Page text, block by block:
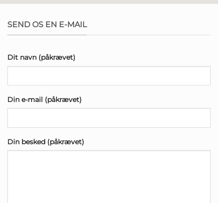
SEND OS EN E-MAIL
Dit navn (påkrævet)
Din e-mail (påkrævet)
Din besked (påkrævet)